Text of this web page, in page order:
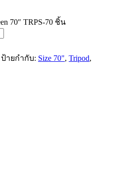
70″ TRPS-70 ชิ้น
ป้ายกำกับ: Size 70", Tripod,